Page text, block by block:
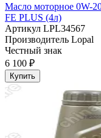
Масло моторное 0W-
FE PLUS (4л)
Артикул LPL34567
Производитель Lopal
Честный знак
6 100 ₽
Купить